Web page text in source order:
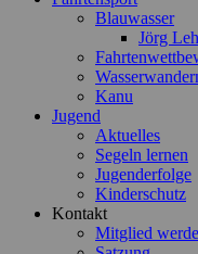
Blauwasser
Jörg
Kanu
Jugend
Aktuelles
Segeln lernen
Jugenderfolge
Kinderschutz
Kontakt
Mitglied